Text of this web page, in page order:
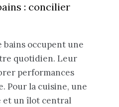
: concilier
bains occupent une
quotidien. Leur
performances
Pour la cuisine, une
et un îlot central